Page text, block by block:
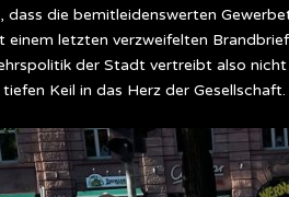
dass die bemitleidenswerten
letzten verzweifelten
der Stadt vertreibt also
Keil in das Herz der Gesellschaft.